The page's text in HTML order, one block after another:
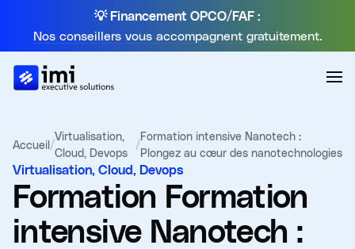
💡 Financement OPCO/FAF :
Nos conseillers vous accompagnent gratuitement.
Accueil/
Virtualisation,
Cloud, Devops
/
Formation intensive Nanotech :
Plongez au cœur des nanotechnologies
Virtualisation, Cloud, Devops
Formation Formation
intensive Nanotech :